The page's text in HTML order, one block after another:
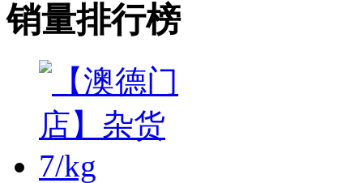
销量排行榜